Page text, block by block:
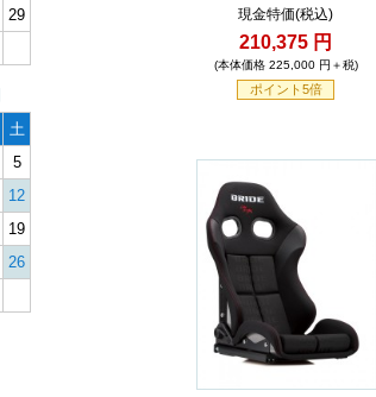
29
土
5
12
19
26
現金特価(税込)
210,375 円
(本体価格 225,000 円＋税)
ポイント5倍